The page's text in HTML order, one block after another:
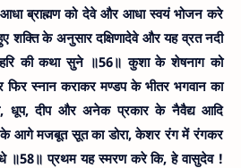
ब्राह्मण को देवे और आधा स्वयं भोजन करे
शक्ति के अनुसार दक्षिणादेवे और यह व्रत नदी
की कथा सुने ॥56॥ कुशा के शेषनाग को
स्नान कराकर मण्डप के भीतर भगवान का
धूप, दीप और अनेक प्रकार के नैवैद्य आदि
आगे मजबूत सूत का डोरा, केशर रंग में रंगकर
॥58॥ प्रथम यह स्मरण करे कि, हे वासुदेव !